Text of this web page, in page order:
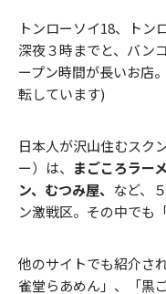
トンローソイ18、トン
深夜３時までと、バン
ープン時間が長いお店
転しています)
日本人が沢山住むスク
ー）は、 まごころラー
ン、むつみ屋、 など、
ン激戦区。その中でも
他のサイトでも紹介さ
雀堂らあめん」、「黒